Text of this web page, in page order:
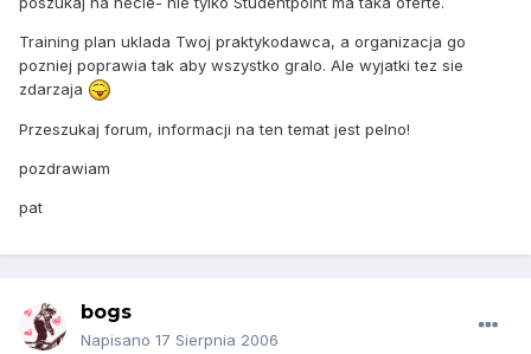
Training plan uklada Twoj praktykodawca, a organizacja go
pozniej poprawia tak aby wszystko gralo. Ale wyjatki tez sie
zdarzaja
Przeszukaj forum, informacji na ten temat jest pelno!
pozdrawiam
pat
bogs
Napisano 17 Sierpnia 2006